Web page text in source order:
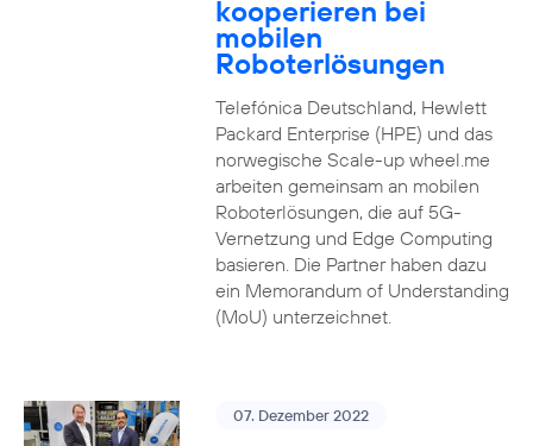
kooperieren bei
mobilen
Roboterlösungen
Telefónica Deutschland, Hewlett
Packard Enterprise (HPE) und das
norwegische Scale-up wheel.me
arbeiten gemeinsam an mobilen
Roboterlösungen, die auf 5G-
Vernetzung und Edge Computing
basieren. Die Partner haben dazu
ein Memorandum of Understanding
(MoU) unterzeichnet.
07. Dezember 2022